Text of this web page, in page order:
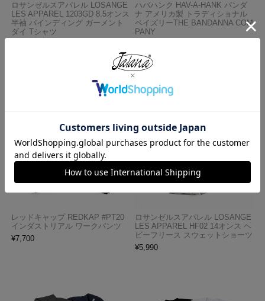
ロサンゼルスアパレル LOSANGE
LES APPAREL 1203GD 8.5オンス
半袖 バインディング ガーメント
ダイ Tシャツ
ハバハンク HAV-A-HANK バンダ
ナ アメリカ製 トラディショナル
ペイズリーTHE BANDANNA COM
PANY
レッドキャップ REDKAP #PT20
インダストリアル ワークパンツ
¥7,700
ロサンゼルスアパレル LOSANGE
LES APPAREL HF02 14オンス ヘ
ビーフリース スウェットショーツ
¥5,990